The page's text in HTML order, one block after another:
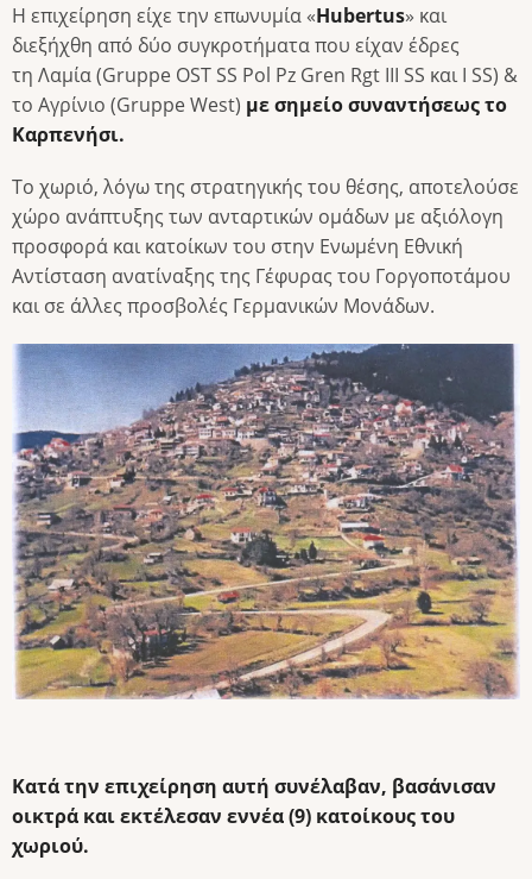
Η επιχείρηση είχε την επωνυμία «Hubertus» και
διεξήχθη από δύο συγκροτήματα που είχαν έδρες
τη Λαμία (Gruppe OST SS Pol Pz Gren Rgt III SS και I SS) &
το Αγρίνιο (Gruppe West) με σημείο συναντήσεως το
Καρπενήσι.
Το χωριό, λόγω της στρατηγικής του θέσης, αποτελούσε
χώρο ανάπτυξης των ανταρτικών ομάδων με αξιόλογη
προσφορά και κατοίκων του στην Ενωμένη Εθνική
Αντίσταση ανατίναξης της Γέφυρας του Γοργοποτάμου
και σε άλλες προσβολές Γερμανικών Μονάδων.
Image
Κατά την επιχείρηση αυτή συνέλαβαν, βασάνισαν
οικτρά και εκτέλεσαν εννέα (9) κατοίκους του
χωριού.